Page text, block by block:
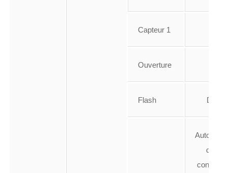
Capteur 1
Ouverture
Flash Dual
de